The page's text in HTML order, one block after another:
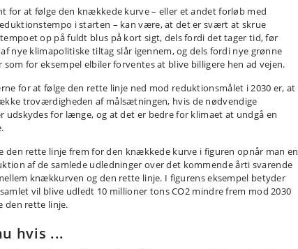
for at følge den knækkede kurve – eller et andet forløb med
i starten – kan være, at det er svært at skrue
op på fuldt blus på kort sigt, dels fordi det tager tid, før
nye klimapolitiske tiltag slår igennem, og dels fordi nye grønne
som for eksempel elbiler forventes at blive billigere hen ad vejen.
for at følge den rette linje ned mod reduktionsmålet i 2030 er, at
troværdigheden af målsætningen, hvis de nødvendige
udskydes for længe, og at det er bedre for klimaet at undgå en
den rette linje frem for den knækkede kurve i figuren opnår man en
af de samlede udledninger over det kommende årti svarende
knækkurven og den rette linje. I figurens eksempel betyder
vil blive udledt 10 millioner tons CO2 mindre frem mod 2030
den rette linje.
hvis ...